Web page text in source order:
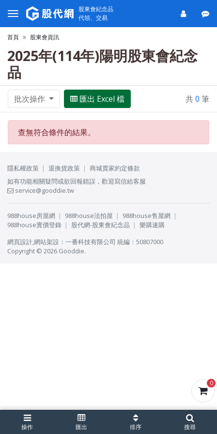
0
股東會紀念品
代領、交易
首頁 股東會資訊
2025年(114年)陽明股東會紀念
品
批次操作 匯出 Excel 檔 共0 筆
查無符合條件的結果。
操作 匯出 排序 搜尋
隱私權政策 退換貨政策
商城賣家約定條款
如有功能相關疑問或欲回報錯誤，歡迎寫信給客服
service@gooddie.tw
988house房屋網 988house法拍屋
988house售屋網
988house實價登錄
股代網-股東會紀念品
樂購速購
網頁設計,網站架設 ： 一番科技有限公司 統編：50807000
Copyright © 2026 Gooddie.